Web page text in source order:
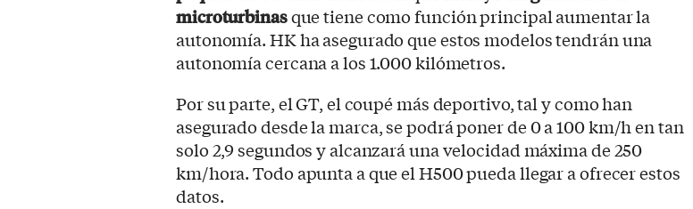
microturbinasque tiene como función principal aumentar la
autonomía. HK ha asegurado que estos modelos tendrán una
autonomía cercana a los 1.000 kilómetros.
Por su parte, el GT, el coupé más deportivo, tal y como han
asegurado desde la marca, se podrá poner de 0 a 100 km/h en tan
solo 2,9 segundos y alcanzará una velocidad máxima de 250
km/hora. Todo apunta a que el H500 pueda llegar a ofrecer estos
datos.